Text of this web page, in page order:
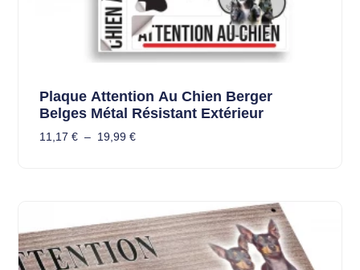
Plaque Attention Au Chien Berger
Belges Métal Résistant Extérieur
11,17 € – 19,99 €